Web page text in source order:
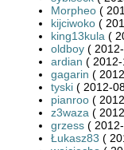
Morpheo (
kijciwoko (
king13kula (
oldboy (
ardian (
gagarin (
tyski ( 2012-
pianroo (
z3waza (
grzess (
Łukasz83 (